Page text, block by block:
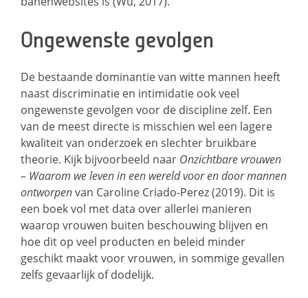
Ongewenste gevolgen
De bestaande dominantie van witte mannen heeft
naast discriminatie en intimidatie ook veel
ongewenste gevolgen voor de discipline zelf. Een
van de meest directe is misschien wel een lagere
kwaliteit van onderzoek en slechter bruikbare
theorie. Kijk bijvoorbeeld naar Onzichtbare vrouwen
– Waarom we leven in een wereld voor en door mannen
ontworpenvan Caroline Criado-Perez (2019). Dit is
een boek vol met data over allerlei manieren
waarop vrouwen buiten beschouwing blijven en
hoe dit op veel producten en beleid minder
geschikt maakt voor vrouwen, in sommige gevallen
zelfs gevaarlijk of dodelijk.